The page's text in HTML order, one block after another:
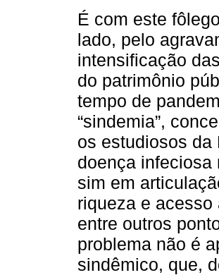
É com este
lado, pelo
intensificação
do patrimônio
tempo de
“sindemia”,
os estudiosos da
doença infeciosa
sim em
riqueza e
entre outros
problema não é
sindêmico, que,